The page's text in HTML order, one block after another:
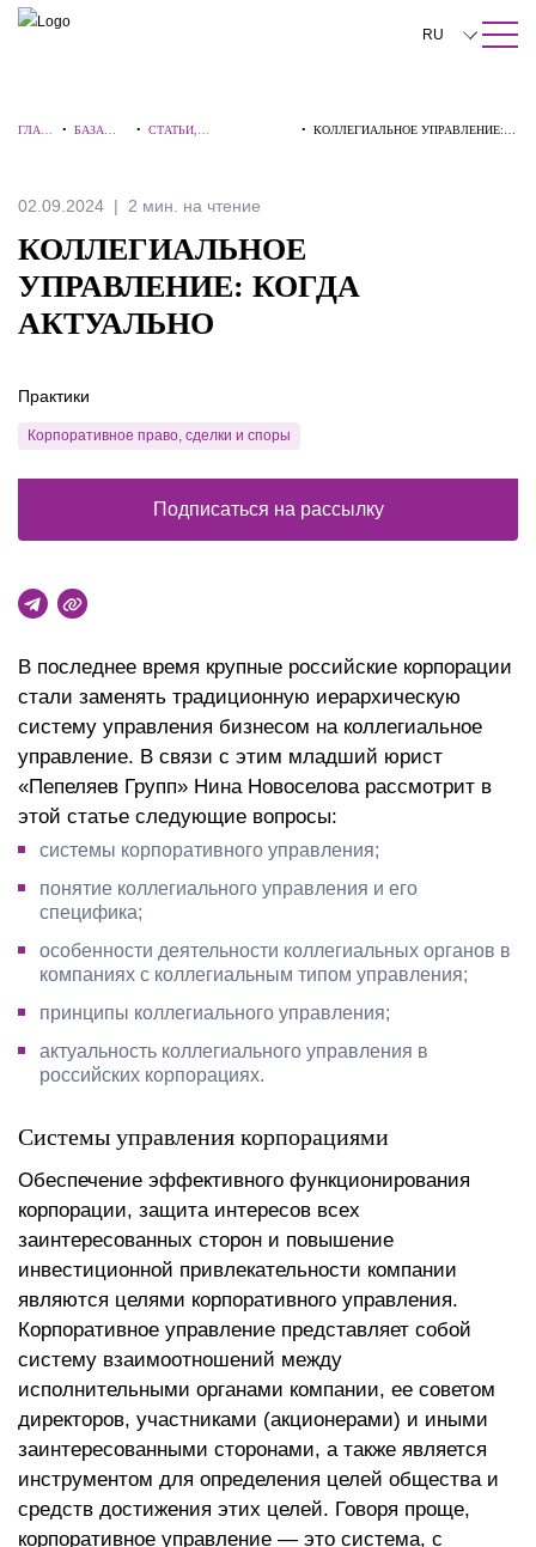
ПОИСК ПО САЙТУ Закрыть
RU
中文
ГЛАВ
•БАЗА
• СТАТЬИ,
• КОЛЛЕГИАЛЬНОЕ УПРАВЛЕНИЕ:
02.09.2024 2 мин. на чтение
КОЛЛЕГИАЛЬНОЕ
УПРАВЛЕНИЕ: КОГДА
АКТУАЛЬНО
В последнее время крупные российские корпорации
стали заменять традиционную иерархическую
систему управления бизнесом на коллегиальное
управление. В связи с этим младший юрист
«Пепеляев Групп» Нина Новоселова рассмотрит в
этой статье следующие вопросы:
системы корпоративного управления;
понятие коллегиального управления и его
специфика;
особенности деятельности коллегиальных органов в
компаниях с коллегиальным типом управления;
принципы коллегиального управления;
актуальность коллегиального управления в
российских корпорациях.
Системы управления корпорациями
Обеспечение эффективного функционирования
корпорации, защита интересов всех
заинтересованных сторон и повышение
инвестиционной привлекательности компании
являются целями корпоративного управления.
Корпоративное управление представляет собой
систему взаимоотношений между
исполнительными органами компании, ее советом
директоров, участниками (акционерами) и иными
заинтересованными сторонами, а также является
инструментом для определения целей общества и
средств достижения этих целей. Говоря проще,
корпоративное управление — это система, с
Практики
Корпоративное право, сделки и споры
Подписаться на рассылку